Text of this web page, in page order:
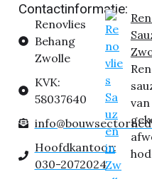
Contactinformatie:
Renovlies
Behang
Zwolle
KVK:
58037640
Hoofdkantoor:
030-2072024